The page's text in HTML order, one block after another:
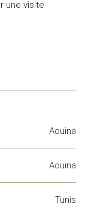
une visite
Aouina
Aouina
Tunis